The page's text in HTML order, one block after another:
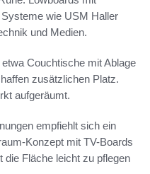
wie USM Haller
und Medien.
Couchtische mit Ablage
zusätzlichen Platz.
aufgeräumt.
empfiehlt sich ein
Konzept mit TV-Boards
die Fläche leicht zu pflegen